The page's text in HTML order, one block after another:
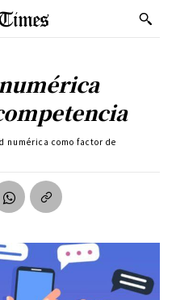
numérica como factor de